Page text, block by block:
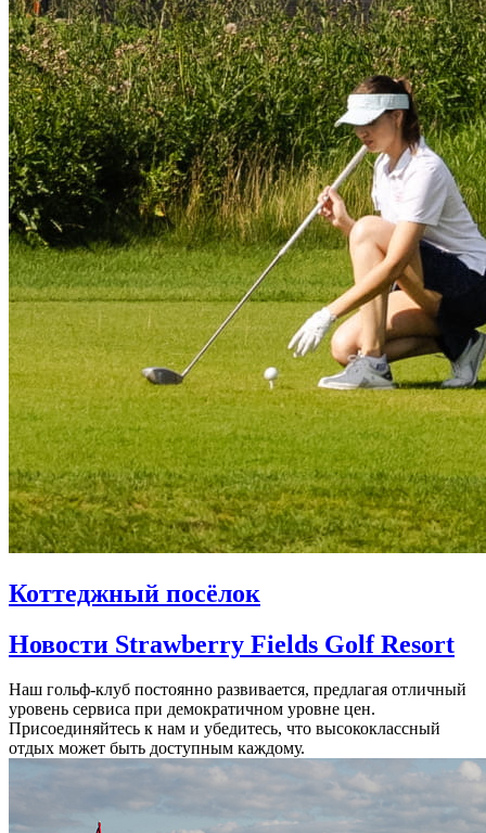
Коттеджный посёлок
Новости Strawberry Fields Golf Resort
Наш гольф-клуб постоянно развивается, предлагая отличный
уровень сервиса при демократичном уровне цен.
Присоединяйтесь к нам и убедитесь, что высококлассный
отдых может быть доступным каждому.